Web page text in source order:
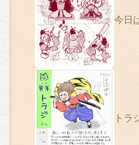
今日
トラ